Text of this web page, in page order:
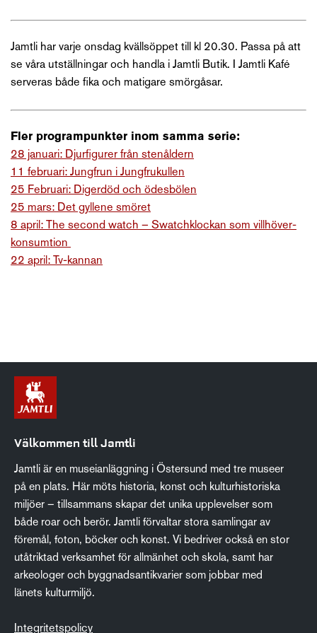
Jamtli har varje onsdag kvällsöppet till kl 20.30. Passa på att
se våra utställningar och handla i Jamtli Butik. I Jamtli Kafé
serveras både fika och matigare smörgåsar.
Fler programpunkter inom samma serie:
28 januari: Djurfigurer från stenåldern
11 februari: Jungfrun i Jungfrukullen
25 Februari: Digerdöd och ödesbölen
25 mars: Det gyllene smöret
8 april: The second watch – Swatchklockan som villhöver-
konsumtion
22 april: Tv-kannan
Välkommen till Jamtli
Jamtli är en museianläggning i Östersund med tre museer
på en plats. Här möts historia, konst och kulturhistoriska
miljöer – tillsammans skapar det unika upplevelser som
både roar och berör. Jamtli förvaltar stora samlingar av
föremål, foton, böcker och konst. Vi bedriver också en stor
utåtriktad verksamhet för allmänhet och skola, samt har
arkeologer och byggnadsantikvarier som jobbar med
länets kulturmiljö.
Integritetspolicy